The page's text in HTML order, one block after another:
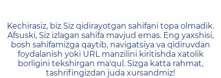
404 — Страница не
Kechirasiz, biz Siz qidirayotgan sahifani topa olmadik.
Afsuski, Siz izlagan sahifa mavjud emas. Eng yaxshisi,
bosh sahifamizga qaytib, navigatsiya va qidiruvdan
foydalanish yoki URL manzilini kiritishda xatolik
borligini tekshirgan ma'qul. Sizga katta rahmat,
tashrifingizdan juda xursandmiz!